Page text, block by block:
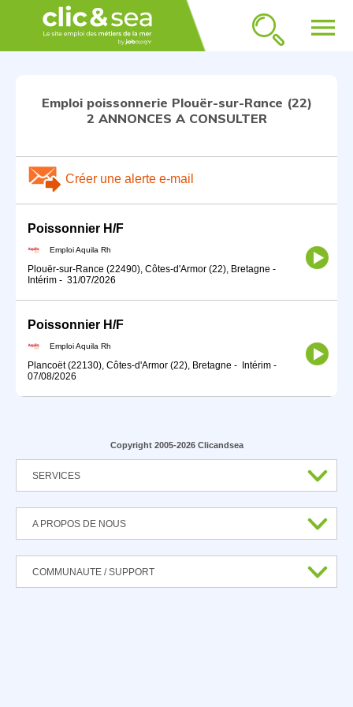
menu
Emploi poissonnerie Plouër-sur-Rance (22)
2 ANNONCES A CONSULTER
Créer une alerte e-mail
Poissonnier H/F
Emploi Aquila Rh
Plouër-sur-Rance (22490), Côtes-d'Armor (22), Bretagne -
Intérim - 31/07/2026
Poissonnier H/F
Emploi Aquila Rh
Plancoët (22130), Côtes-d'Armor (22), Bretagne - Intérim -
07/08/2026
Copyright 2005-2026 Clicandsea
SERVICES
A PROPOS DE NOUS
COMMUNAUTE / SUPPORT